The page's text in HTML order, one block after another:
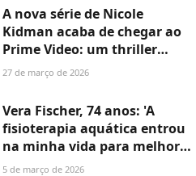
A nova série de Nicole
Kidman acaba de chegar ao
Prime Video: um thriller
baseado em um livro que vai
obsessão
27 de março de 2026
Vera Fischer, 74 anos: 'A
fisioterapia aquática entrou
na minha vida para melhorar
as minhas dores. Minha
5 de março de 2026